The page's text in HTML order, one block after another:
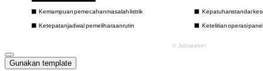
Gunakan template